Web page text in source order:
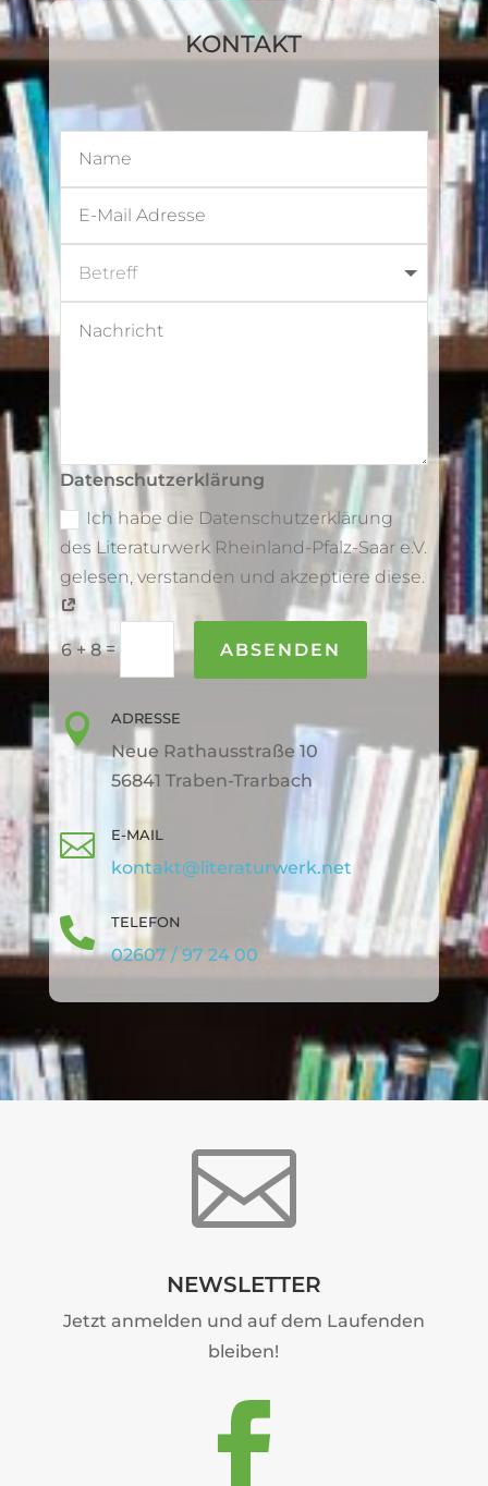
KONTAKT
Datenschutzerklärung
Ich habe die Datenschutzerklärung
des Literaturwerk Rheinland-Pfalz-Saar e.V.
gelesen, verstanden und akzeptiere diese.
6 + 8= ABSENDEN
 ADRESSE
Neue Rathausstraße 10
56841 Traben-Trarbach
 E-MAIL
kontakt@literaturwerk.net
 TELEFON
02607 / 97 24 00

NEWSLETTER
Jetzt anmelden und auf dem Laufenden
bleiben!
